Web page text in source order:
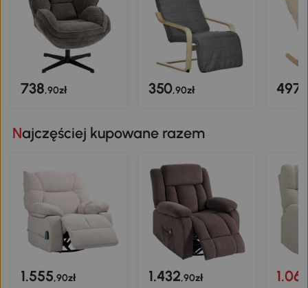
738,90zł 350,90zł 497
Najczęściej kupowane razem
1.555,90zł 1.432,90zł